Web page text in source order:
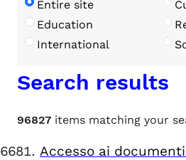
Entire site
Education
International
Search results
96827 items matching your
Accesso ai